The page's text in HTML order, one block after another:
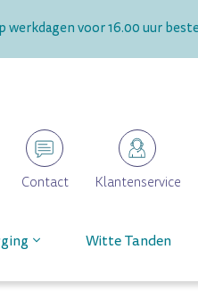
werkdagen voor 16.00 uur
Contact Klantenservice
Witte Tanden